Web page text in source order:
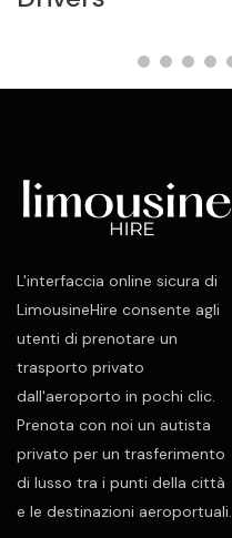
L'interfaccia online sicura di
LimousineHire consente agli
utenti di prenotare un
trasporto privato
dall'aeroporto in pochi clic.
Prenota con noi un autista
privato per un trasferimento
di lusso tra i punti della città
e le destinazioni aeroportuali.